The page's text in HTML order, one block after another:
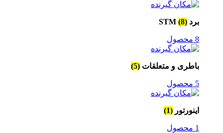
برد STM (8)
8 محصول
باطری و متعلقات (5)
5 محصول
اینورتور (1)
1 محصول